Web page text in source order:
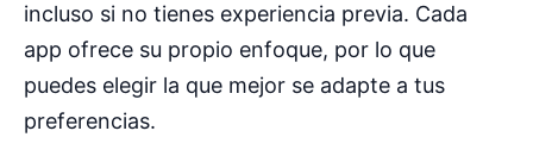
incluso si no tienes experiencia previa. Cada
app ofrece su propio enfoque, por lo que
puedes elegir la que mejor se adapte a tus
preferencias.